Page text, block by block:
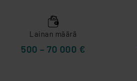
Lainan määrä
500 – 70 000 €